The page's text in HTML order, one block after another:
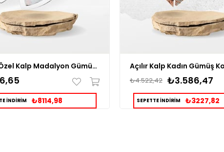
Kişiye Özel Kalp Madalyon Gümüş Kolye
İNDİRİM ₺8114,98
Açılır Kalp Kadın Gümüş
₺3.586,47
₺4.522,42
SEPETTE İNDİRİM ₺3227,82